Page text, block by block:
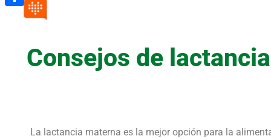
Consejos de
La lactancia materna es la mejor opción para la
Compartir